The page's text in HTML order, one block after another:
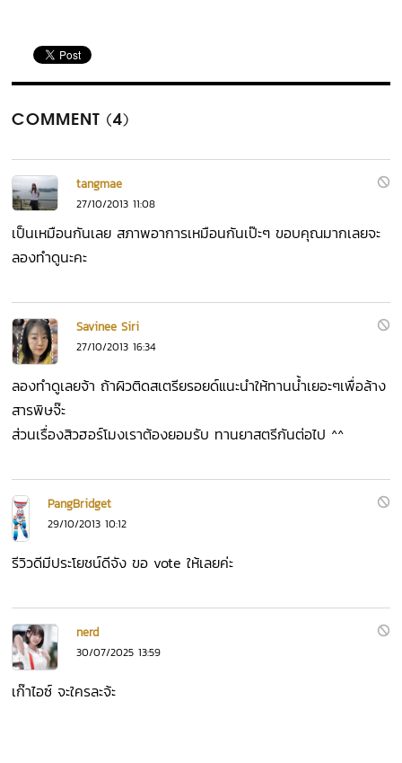
COMMENT (4)
tangmae
27/10/2013 11:08
เป็นเหมือนกันเลย สภาพอาการเหมือนกันเป๊ะๆ ขอบคุณมากเลยจะ
ลองทำดูนะคะ
Savinee Siri
27/10/2013 16:34
ลองทำดูเลยจ้า ถ้าผิวติดสเตรียรอยด์แนะนำให้ทานน้ำเยอะๆเพื่อล้าง
สารพิษจ๊ะ
ส่วนเรื่องสิวฮอร์โมงเราต้องยอมรับ ทานยาสตรีกันต่อไป ^^
PangBridget
29/10/2013 10:12
รีวิวดีมีประโยชน์ดีจัง ขอ vote ให้เลยค่ะ
nerd
30/07/2025 13:59
เก๊าไอซ์ จะใครละจ้ะ